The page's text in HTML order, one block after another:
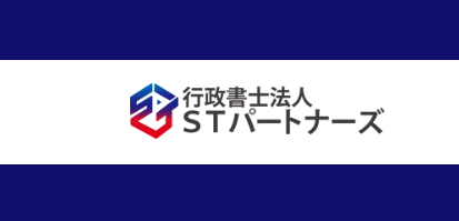
テ
移
ゲ
ン